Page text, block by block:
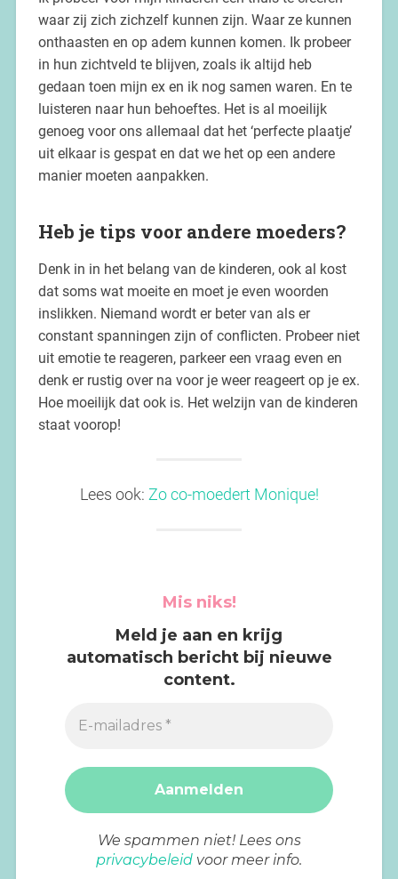
waar zij zich zichzelf kunnen zijn. Waar ze kunnen
onthaasten en op adem kunnen komen. Ik probeer
in hun zichtveld te blijven, zoals ik altijd heb
gedaan toen mijn ex en ik nog samen waren. En te
luisteren naar hun behoeftes. Het is al moeilijk
genoeg voor ons allemaal dat het ‘perfecte plaatje’
uit elkaar is gespat en dat we het op een andere
manier moeten aanpakken.
Heb je tips voor andere moeders?
Denk in in het belang van de kinderen, ook al kost
dat soms wat moeite en moet je even woorden
inslikken. Niemand wordt er beter van als er
constant spanningen zijn of conflicten. Probeer niet
uit emotie te reageren, parkeer een vraag even en
denk er rustig over na voor je weer reageert op je ex.
Hoe moeilijk dat ook is. Het welzijn van de kinderen
staat voorop!
Lees ook: Zo co-moedert Monique!
Mis niks!
Meld je aan en krijg
automatisch bericht bij nieuwe
content.
We spammen niet! Lees ons
privacybeleid voor meer info.